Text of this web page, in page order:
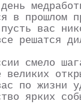
в прошлом
вас
решатся
смело
великих
по жизни
ярких